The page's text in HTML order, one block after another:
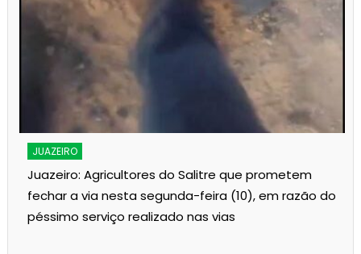
JUAZEIRO
Juazeiro: Agricultores do Salitre que prometem
fechar a via nesta segunda-feira (10), em razão do
péssimo serviço realizado nas vias